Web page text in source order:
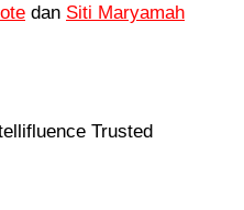
dan Siti Maryamah